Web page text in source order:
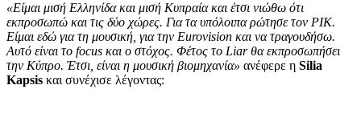
«Είμαι μισή Ελληνίδα και μισή Κυπραία και έτσι νιώθω ότι
εκπροσωπώ και τις δύο χώρες. Για τα υπόλοιπα ρώτησε τον ΡΙΚ.
Είμαι εδώ για τη μουσική, για την Eurovision και να τραγουδήσω.
Αυτό είναι το focus και ο στόχος. Φέτος το Liar θα εκπροσωπήσει
την Κύπρο. Έτσι, είναι η μουσική βιομηχανία» ανέφερε η Silia
Kapsis και συνέχισε λέγοντας: